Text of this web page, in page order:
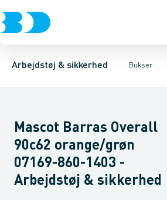
Arbejdstøj & sikkerhed Bukser
Trøjer & t-shirtsBukser Overtøj & huer
BukserKnickers & Shorts Overalls
OverallsSikkerheds overalls Forede
Mascot Barras Overall
90c62 orange/grøn
07169-860-1403 -
Arbejdstøj & sikkerhed